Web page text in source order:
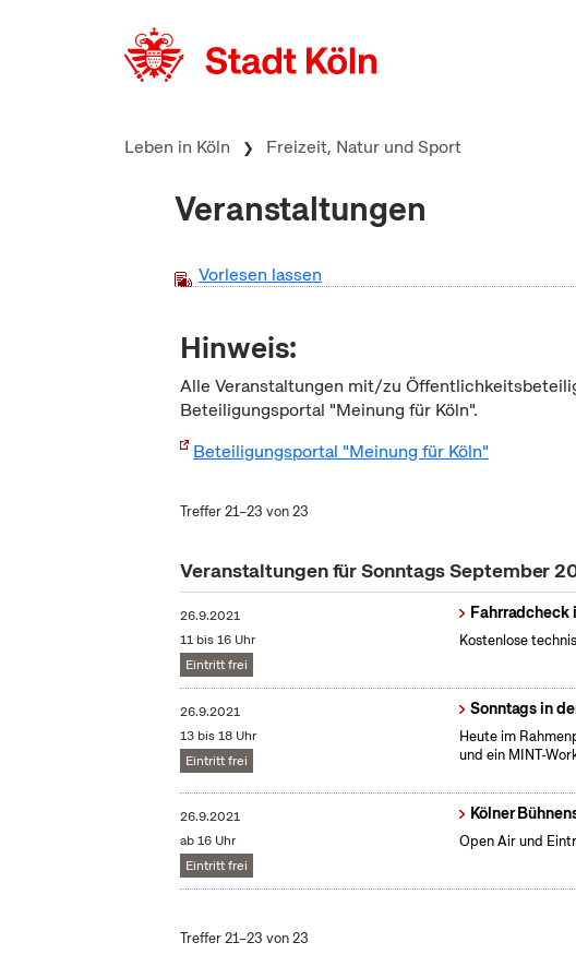
Leben in Köln Freizeit, Natur und Sport
Veranstaltungen
Vorlesen lassen
Hinweis:
Alle Veranstaltungen mit/zu
Beteiligungsportal "Meinung für Köln".
Beteiligungsportal "Meinung für Köln"
Treffer 21–23 von 23
Veranstaltungen für Sonntags September
26.9.2021
11 bis 16 Uhr
Eintritt frei
Fahrradcheck
Kostenlose
26.9.2021
13 bis 18 Uhr
Eintritt frei
Sonntags in
Heute im
und ein MINT-
26.9.2021
ab 16 Uhr
Eintritt frei
Kölner
Open Air und
Treffer 21–23 von 23